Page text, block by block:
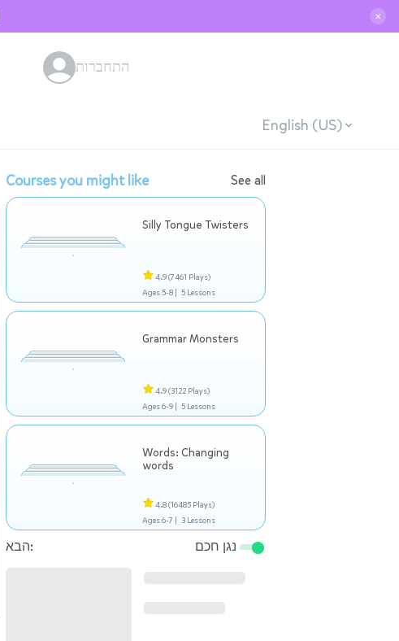
✕
התחברות
English (US)
Courses you might like See all
Silly Tongue Twisters
4.9(7461 Plays)
Ages 5-8 | 5 Lessons
Grammar Monsters
4.9(3122 Plays)
Ages 6-9 | 5 Lessons
Words: Changing
words
4.8(16485 Plays)
Ages 6-7 | 3 Lessons
הבא: